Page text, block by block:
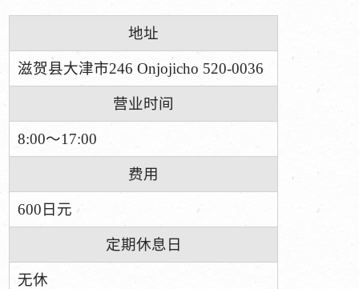
地址
滋贺县大津市246 Onjojicho 520-0036
营业时间
8:00～17:00
费用
600日元
定期休息日
无休